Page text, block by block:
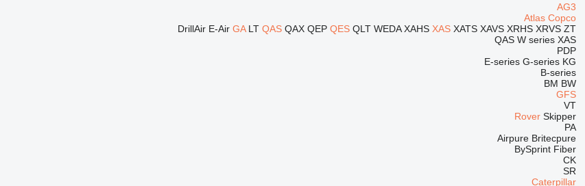
AG3
Atlas Copco
DrillAir E-Air GA LT QAS QAX QEP QES QLT WEDA XAHS XAS XATS XAVS XRHS XRVS ZT
QAS W series XAS
PDP
E-series G-series KG
B-series
BM BW
GFS
VT
Rover Skipper
PA
Airpure Britecpure
BySprint Fiber
CK
SR
Caterpillar